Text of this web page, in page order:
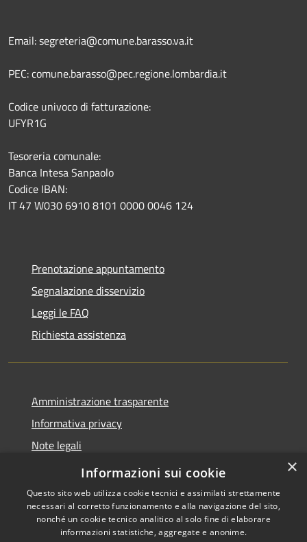
Email: segreteria@comune.barasso.va.it
PEC: comune.barasso@pec.regione.lombardia.it
Codice univoco di fatturazione:
UFYR1G
Tesoreria comunale:
Banca Intesa Sanpaolo
Codice IBAN:
IT 47 W030 6910 8101 0000 0046 124
Prenotazione appuntamento
Segnalazione disservizio
Leggi le FAQ
Richiesta assistenza
Amministrazione trasparente
Informativa privacy
Note legali
Dichiarazione di accessibilità
Copyright © 2026 • Comune di
×
Informazioni sui cookie
Questo sito web utilizza cookie tecnici e assimilati strettamente
necessari al corretto funzionamento e alla navigazione del sito,
nonché un cookie tecnico analitico al solo fine di elaborare
informazioni statistiche, aggregate e anonime.